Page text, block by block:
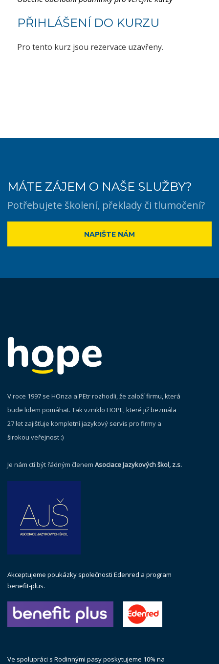
PŘIHLÁŠENÍ DO KURZU
Pro tento kurz jsou rezervace uzavřeny.
MÁTE ZÁJEM O NAŠE SLUŽBY?
Potřebujete školení, překlady či tlumočení?
NAPIŠTE NÁM
V roce 1997 se HOnza a PEtr rozhodli, že založí firmu, která
bude lidem pomáhat. Tak vzniklo HOPE, které již bezmála
27 let zajišťuje kompletní jazykový servis pro firmy a
širokou veřejnost :)
Je nám ctí být řádným členem Asociace Jazykových škol, z.s.
Akceptujeme poukázky společnosti Edenred a program
benefit-plus.
Ve spolupráci s Rodinnými pasy poskytujeme 10% na